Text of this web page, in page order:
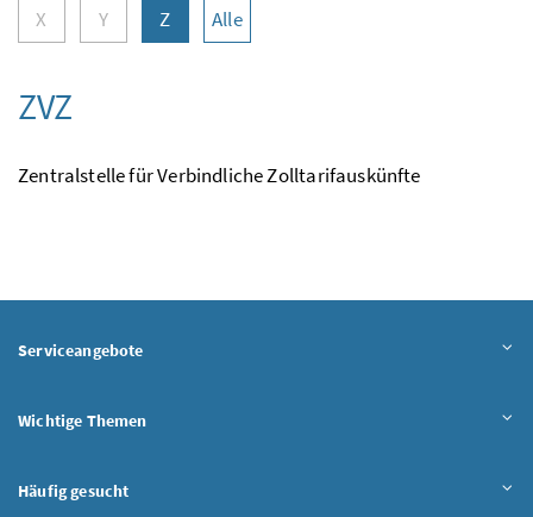
X Y Z Alle
ZVZ
Zentralstelle für Verbindliche Zolltarifauskünfte
Serviceangebote
Wichtige Themen
Häufig gesucht